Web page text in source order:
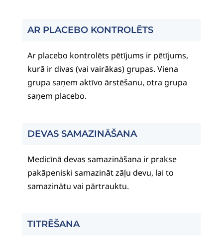
AR PLACEBO KONTROLĒTS
Ar placebo kontrolēts pētījums ir pētījums,
kurā ir divas (vai vairākas) grupas. Viena
grupa saņem aktīvo ārstēšanu, otra grupa
saņem placebo.
DEVAS SAMAZINĀŠANA
Medicīnā devas samazināšana ir prakse
pakāpeniski samazināt zāļu devu, lai to
samazinātu vai pārtrauktu.
TITRĒŠANA